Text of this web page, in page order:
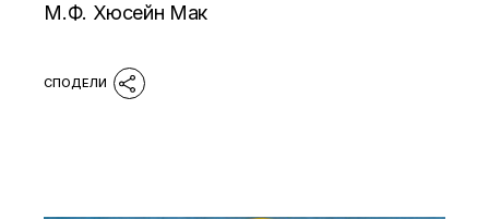
М.Ф. Хюсейн Мак